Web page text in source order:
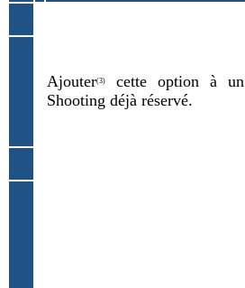
Ajouter(3)
cette option à un
Shooting déjà réservé.